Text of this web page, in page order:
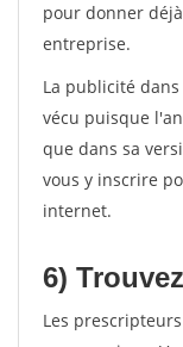
pour donner
entreprise.
La publicité
vécu puisque
que dans sa
vous y inscrire
internet.
6)
Les